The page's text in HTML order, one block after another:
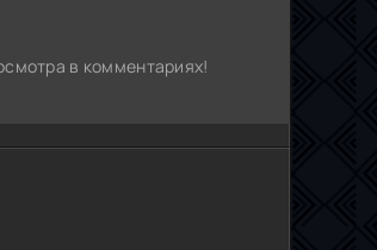
в комментариях!